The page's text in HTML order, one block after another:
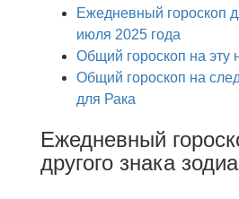
Ежедневный гороскоп
июля 2025 года
Общий гороскоп на эту
Общий гороскоп на
для Рака
Ежедневный
другого знака